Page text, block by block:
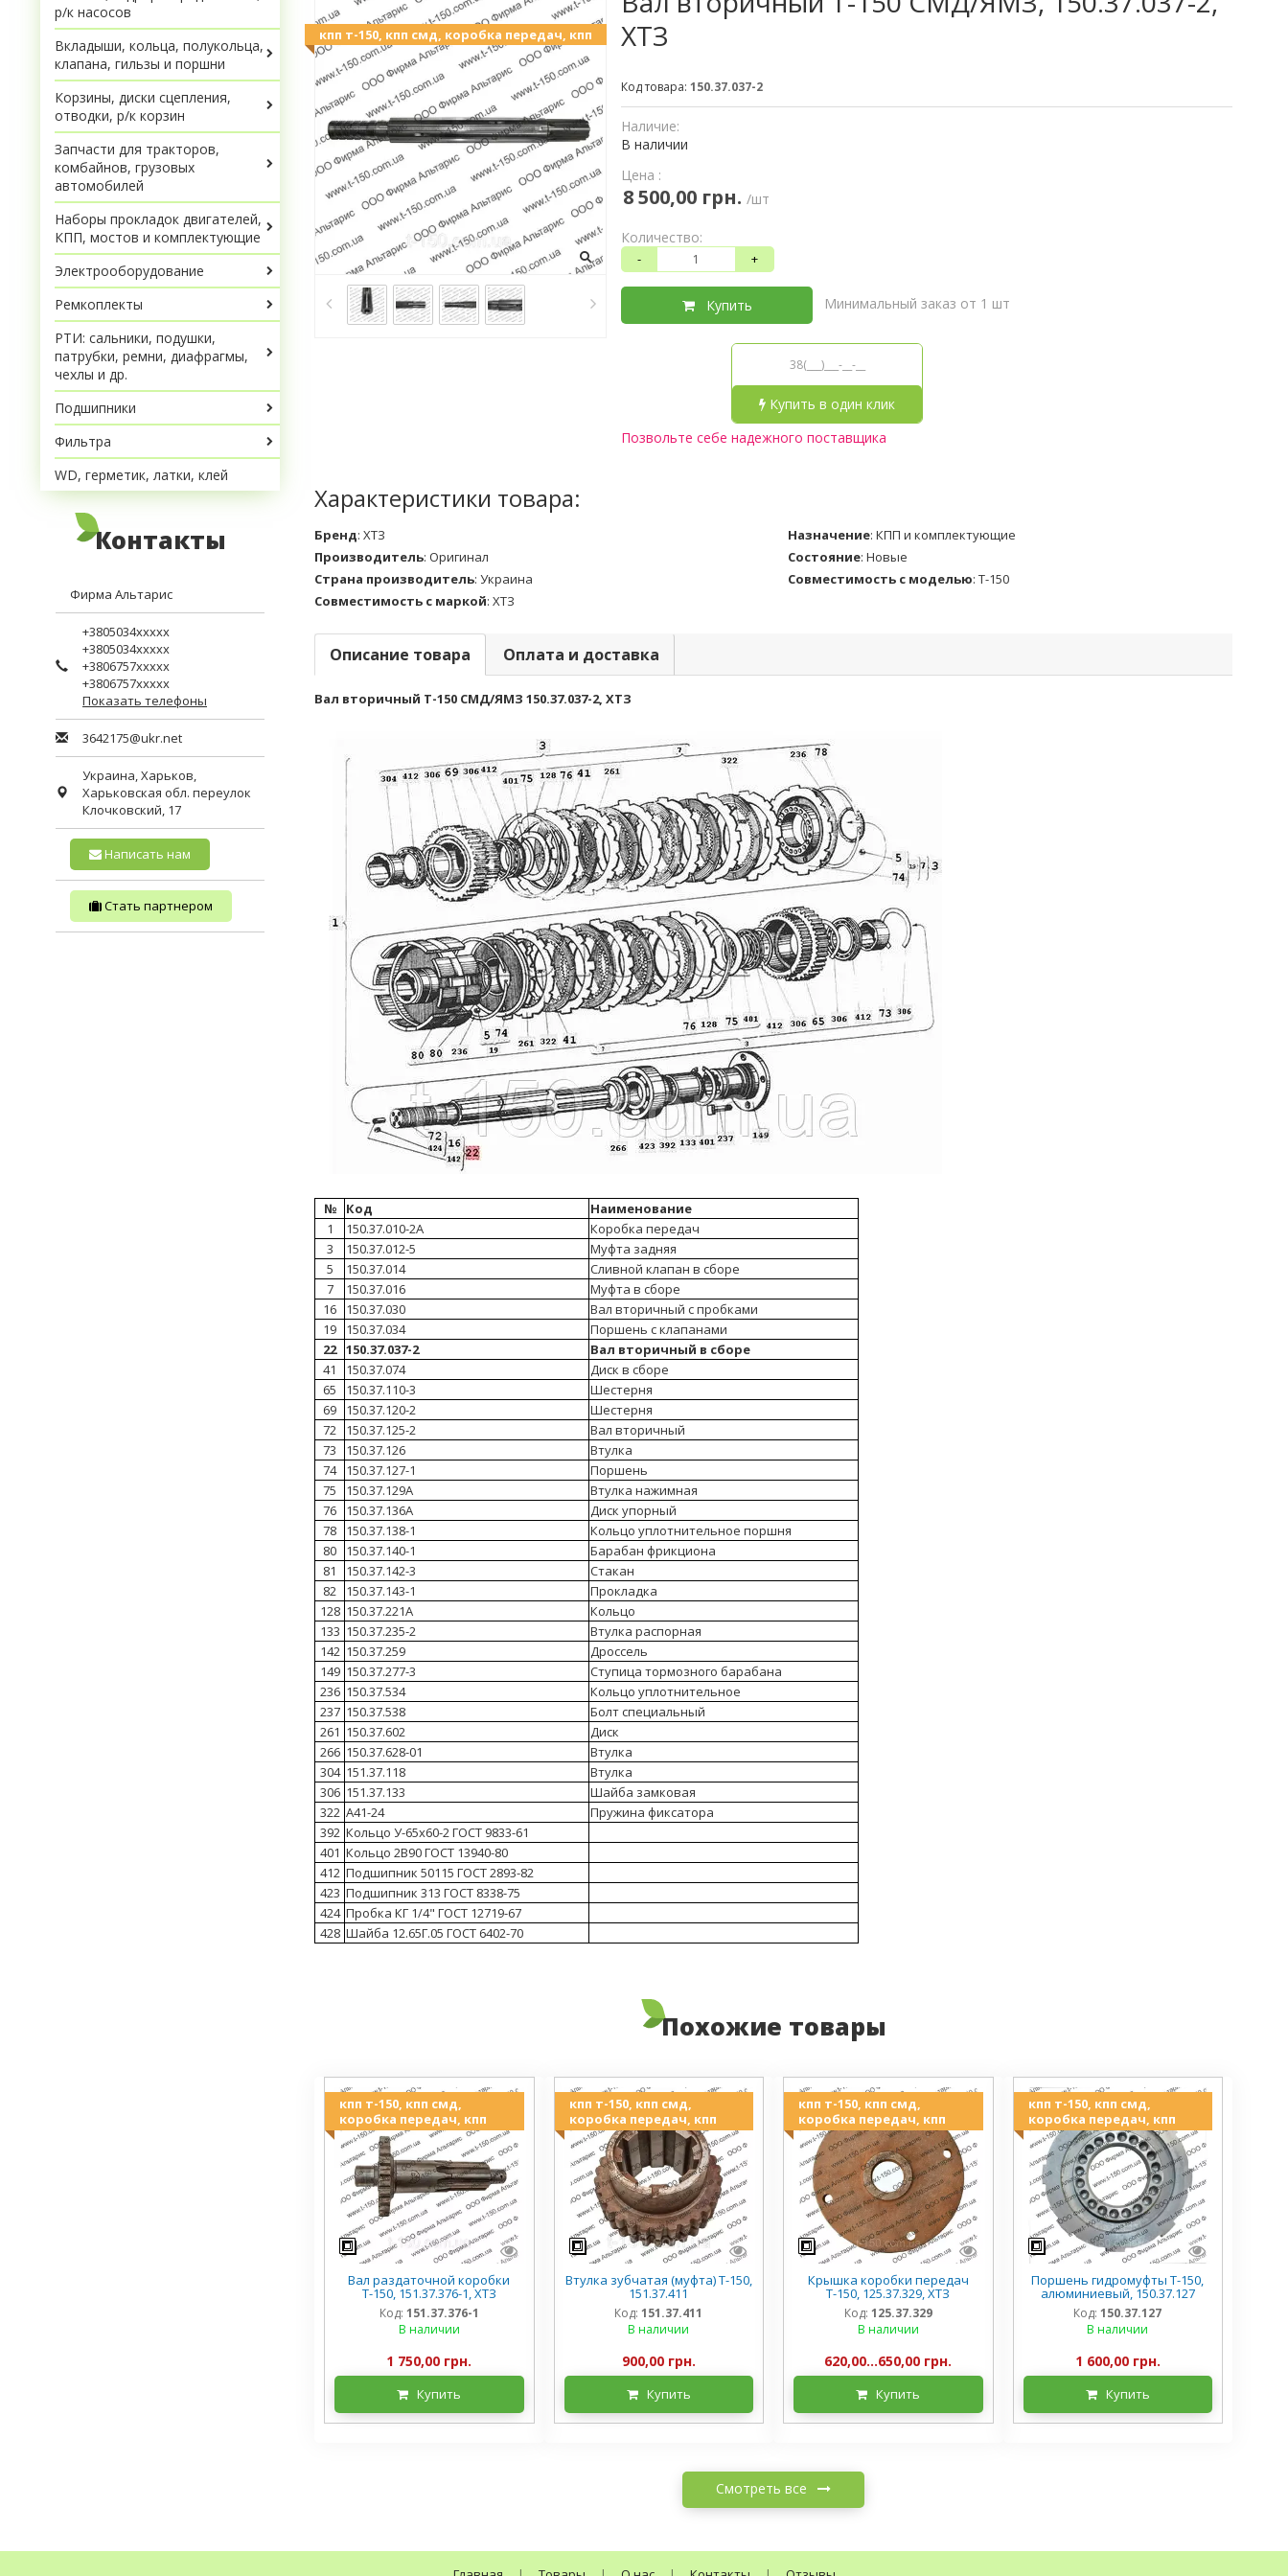
ХТЗ
Код товара: 150.37.037-2
кпп т-150, кпп смд, коробка передач, кпп
Наличие:
В наличии
Цена :
8 500,00 грн. /шт
Количество:
- +
Купить Минимальный заказ от 1 шт
Купить в один клик
Позвольте себе надежного поставщика
Характеристики товара:
Бренд: ХТЗ Назначение: КПП и комплектующие
Производитель: Оригинал Состояние: Новые
Страна производитель: Украина Совместимость с моделью: Т-150
Совместимость с маркой: ХТЗ
Описание товара Оплата и доставка
Вал вторичный Т-150 СМД/ЯМЗ 150.37.037-2, ХТЗ
№ Код
Наименование
1
150.37.010-2А
Коробка передач
3
150.37.012-5
Муфта задняя
5
150.37.014
Сливной клапан в сборе
7
150.37.016
Муфта в сборе
16
150.37.030
Вал вторичный с пробками
19
150.37.034
Поршень с клапанами
22 150.37.037-2
Вал вторичный в сборе
41
150.37.074
Диск в сборе
65
150.37.110-3
Шестерня
69
150.37.120-2
Шестерня
72
150.37.125-2
Вал вторичный
73
150.37.126
Втулка
74
150.37.127-1
Поршень
75
150.37.129А
Втулка нажимная
76
150.37.136А
Диск упорный
78
150.37.138-1
Кольцо уплотнительное поршня
80
150.37.140-1
Барабан фрикциона
81
150.37.142-3
Стакан
82
150.37.143-1
Прокладка
128 150.37.221А
Кольцо
133 150.37.235-2
Втулка распорная
142 150.37.259
Дроссель
149 150.37.277-3
Ступица тормозного барабана
236 150.37.534
Кольцо уплотнительное
237 150.37.538
Болт специальный
261 150.37.602
Диск
266 150.37.628-01
Втулка
304 151.37.118
Втулка
306 151.37.133
Шайба замковая
322 А41-24
Пружина фиксатора
392 Кольцо У-65х60-2 ГОСТ 9833-61
401 Кольцо 2В90 ГОСТ 13940-80
412 Подшипник 50115 ГОСТ 2893-82
423 Подшипник 313 ГОСТ 8338-75
424 Пробка КГ 1/4" ГОСТ 12719-67
428 Шайба 12.65Г.05 ГОСТ 6402-70
Похожие товары
кпп т-150, кпп смд,
коробка передач, кпп
Вал раздаточной коробки
Т-150, 151.37.376-1, ХТЗ
Код: 151.37.376-1
В наличии
1 750,00 грн.
Купить
кпп т-150, кпп смд,
коробка передач, кпп
Втулка зубчатая (муфта) Т-150,
151.37.411
Код: 151.37.411
В наличии
900,00 грн.
Купить
кпп т-150, кпп смд,
коробка передач, кпп
Крышка коробки передач
Т-150, 125.37.329, ХТЗ
Код: 125.37.329
В наличии
620,00...650,00 грн.
Купить
кпп т-150, кпп смд,
коробка передач, кпп
Поршень гидромуфты Т-150,
алюминиевый, 150.37.127
Код: 150.37.127
В наличии
1 600,00 грн.
Купить
Смотреть все
р/к насосов
Вкладыши, кольца, полукольца,
клапана, гильзы и поршни
Корзины, диски сцепления,
отводки, р/к корзин
Запчасти для тракторов,
комбайнов, грузовых
автомобилей
Наборы прокладок двигателей,
КПП, мостов и комплектующие
Электрооборудование
Ремкоплекты
РТИ: сальники, подушки,
патрубки, ремни, диафрагмы,
чехлы и др.
Подшипники
Фильтра
WD, герметик, латки, клей
Контакты
Фирма Альтарис
+3805034xxxxx
+3805034xxxxx
+3806757xxxxx
+3806757xxxxx
Показать телефоны
3642175@ukr.net
Украина,Харьков,
Харьковская обл. переулок
Клочковский, 17
Написать нам
Стать партнером